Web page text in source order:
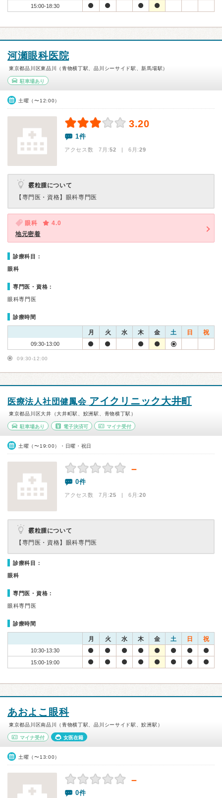
15:00-18:30
河瀬眼科医院
東京都品川区東品川（青物横丁駅、品川シーサイド駅、新馬場駅）
駐車場あり
土曜（〜12:00）
3.20
1件
アクセス数 7月:52 | 6月:29
霰粒腫について
【専門医・資格】 眼科専門医
眼科
4.0
地元密着
診療科目：
眼科
専門医・資格：
眼科専門医
診療時間
月 火 水 木 金 土 日 祝
09:30-13:00
09:30-12:00
医療法人社団健鳳会 アイクリニック大井町
東京都品川区大井（大井町駅、鮫洲駅、青物横丁駅）
駐車場あり 電子決済可 マイナ受付
土曜（〜19:00）・日曜・祝日
－
0件
アクセス数 7月:25 | 6月:20
霰粒腫について
【専門医・資格】 眼科専門医
診療科目：
眼科
専門医・資格：
眼科専門医
診療時間
月 火 水 木 金 土 日 祝
10:30-13:30
15:00-19:00
あおよこ眼科
東京都品川区南品川（青物横丁駅、品川シーサイド駅、鮫洲駅）
マイナ受付 女医在籍
土曜（〜13:00）
－
0件